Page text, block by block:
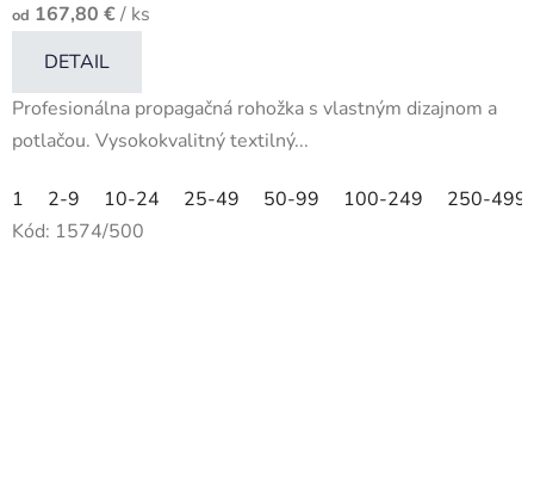
od 167,80 €/ ks
DETAIL
Profesionálna propagačná rohožka s vlastným dizajnom a
potlačou. Vysokokvalitný textilný...
1 2-9 10-24 25-49 50-99 100-249
250-499
Kód: 1574/500